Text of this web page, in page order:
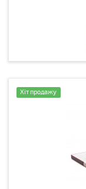
Хіт продажу